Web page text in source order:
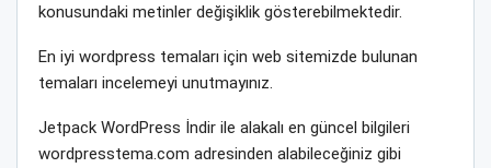
konusundaki metinler değişiklik gösterebilmektedir.
En iyi wordpress temaları için web sitemizde bulunan
temaları incelemeyi unutmayınız.
Jetpack WordPress İndir ile alakalı en güncel bilgileri
wordpresstema.com adresinden alabileceğiniz gibi